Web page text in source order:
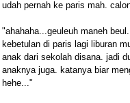
udah pernah ke paris mah.
"ahahaha...geuleuh maneh
kebetulan di paris lagi liburan
anak dari sekolah disana. jadi
anaknya juga. katanya biar
hehe..."